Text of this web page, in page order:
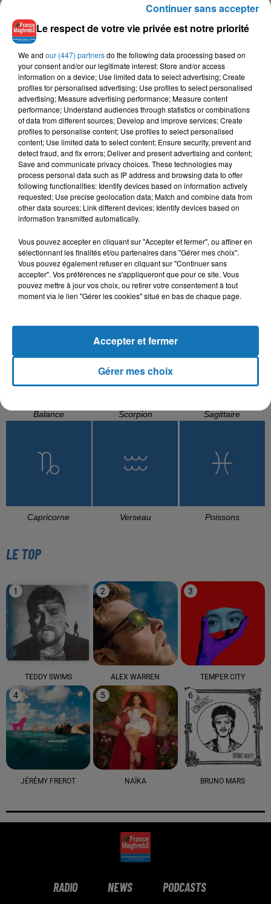
ZOHRA
Saknet Marseille
ALONZO
Mauvais Caractère
L'HOROSCOPE
Bélier Taureau Gémeaux
Balance Scorpion Sagittaire
Capricorne Verseau Poissons
LE TOP
1
TEDDY SWIMS
2
ALEX WARREN
3
TEMPER CITY
4
JÉRÉMY FREROT
5
NAÏKA
6
BRUNO MARS
RADIO NEWS PODCASTS
Le respect de votre vie privée est notre priorité
We and our (447) partnersdo the following data processing based on
your consent and/or our legitimate interest: Store and/or access
information on a device; Use limited data to select advertising; Create
profiles for personalised advertising; Use profiles to select personalised
advertising; Measure advertising performance; Measure content
performance; Understand audiences through statistics or combinations
of data from different sources; Develop and improve services; Create
profiles to personalise content; Use profiles to select personalised
content; Use limited data to select content; Ensure security, prevent and
detect fraud, and fix errors; Deliver and present advertising and content;
Save and communicate privacy choices. These technologies may
process personal data such as IP address and browsing data to offer
following functionalities: Identify devices based on information actively
requested; Use precise geolocation data; Match and combine data from
other data sources; Link different devices; Identify devices based on
information transmitted automatically.
Vous pouvez accepter en cliquant sur "Accepter et fermer", ou affiner en
sélectionnant les finalités et/ou partenaires dans "Gérer mes choix".
Vous pouvez également refuser en cliquant sur "Continuer sans
accepter". Vos préférences ne s'appliqueront que pour ce site. Vous
pouvez mettre à jour vos choix, ou retirer votre consentement à tout
moment via le lien "Gérer les cookies" situé en bas de chaque page.
Gérer mes choix
Accepter et fermer
Continuer sans accepter